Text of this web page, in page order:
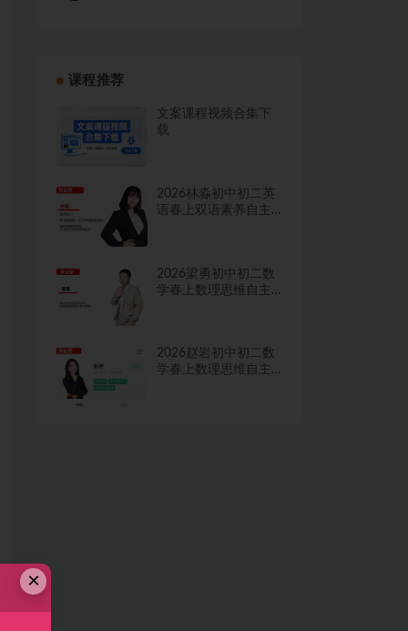
课程推荐
文案课程视频合集下
载
2026林淼初中初二英
语春上双语素养自主
2026梁勇初中初二数
学春上数理思维自主
2026赵岩初中初二数
学春上数理思维自主
×